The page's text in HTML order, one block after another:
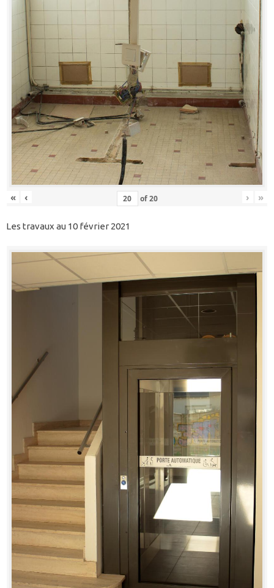
« ‹ of20 › »
Les travaux au 10 février 2021